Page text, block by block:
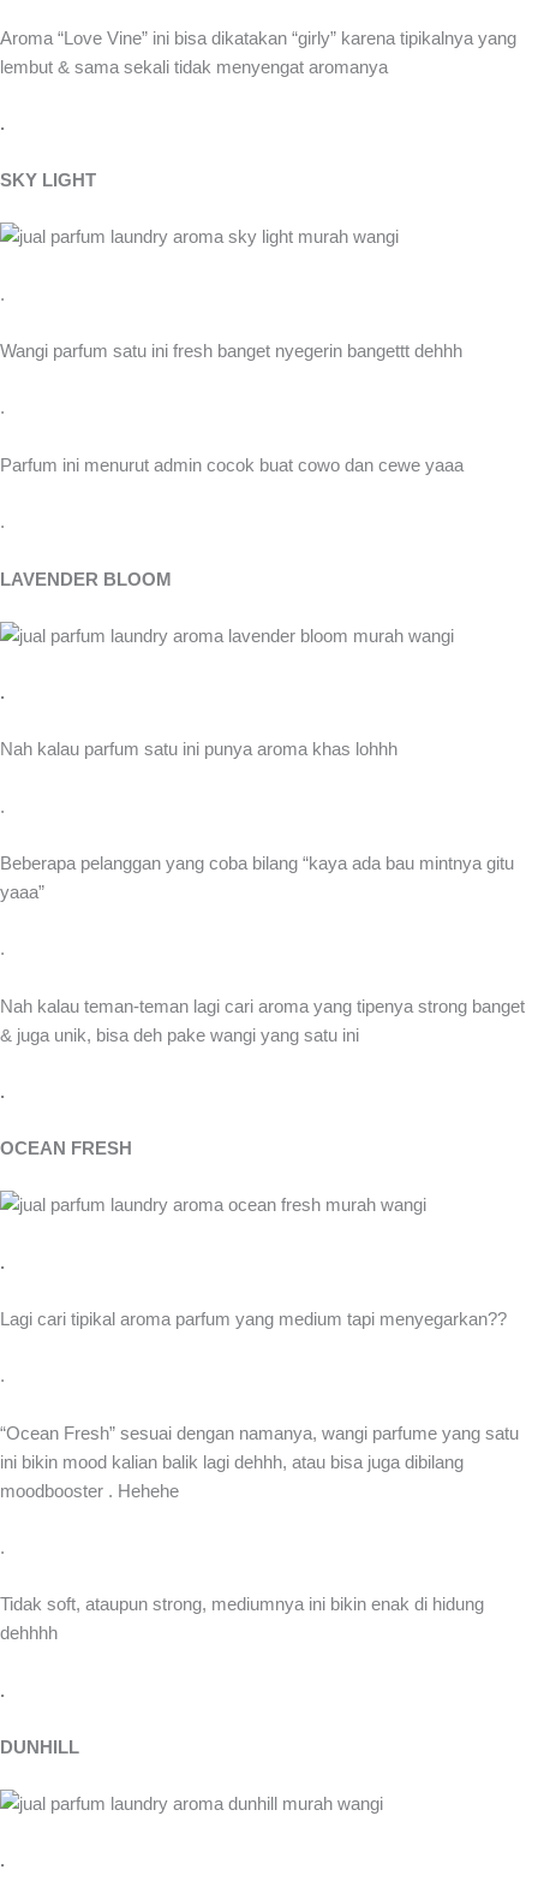
Aroma “Love Vine” ini bisa dikatakan “girly” karena tipikalnya yang
lembut & sama sekali tidak menyengat aromanya
.
SKY LIGHT
.
Wangi parfum satu ini fresh banget nyegerin bangettt dehhh
.
Parfum ini menurut admin cocok buat cowo dan cewe yaaa
.
LAVENDER BLOOM
.
Nah kalau parfum satu ini punya aroma khas lohhh
.
Beberapa pelanggan yang coba bilang “kaya ada bau mintnya gitu
yaaa”
.
Nah kalau teman-teman lagi cari aroma yang tipenya strong banget
& juga unik, bisa deh pake wangi yang satu ini
.
OCEAN FRESH
.
Lagi cari tipikal aroma parfum yang medium tapi menyegarkan??
.
“Ocean Fresh” sesuai dengan namanya, wangi parfume yang satu
ini bikin mood kalian balik lagi dehhh, atau bisa juga dibilang
moodbooster . Hehehe
.
Tidak soft, ataupun strong, mediumnya ini bikin enak di hidung
dehhhh
.
DUNHILL
.